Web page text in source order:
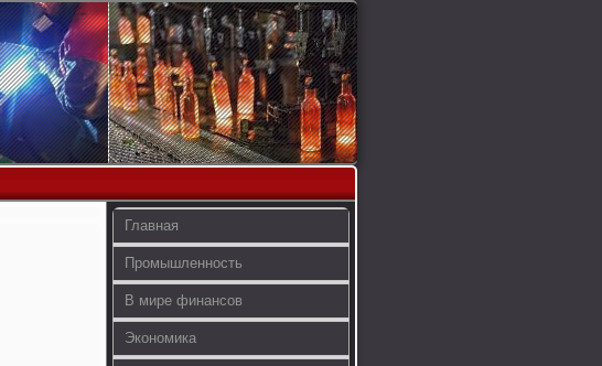
Главная
Промышленность
В мире финансов
Экономика